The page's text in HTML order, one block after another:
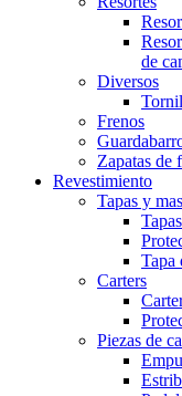
de
Diversos
Frenos
Zapatas de
Revestimiento
Tapas y
Tapa
Carters
Piezas de